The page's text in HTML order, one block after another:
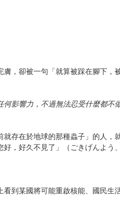
，卻被一句「就算被踩在腳下，
何影響力，不過無法忍受什麼都不
存在於地球的那種蟲子」的人
，好久不見了」（ごきげんよ
到某國將可能重啟核能、國民生